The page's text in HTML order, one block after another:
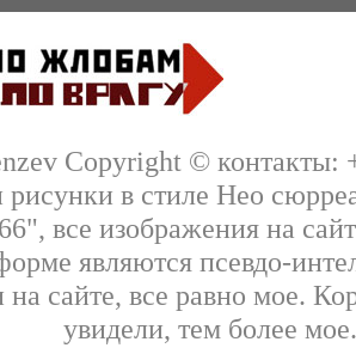
Copyright © контакты:
в стиле Нео
все изображения на
являются псевдо-
на сайте, все равно мое.
увидели, тем более